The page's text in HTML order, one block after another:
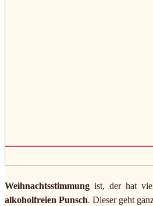
Weihnachtsstimmung ist, der hat
alkoholfreien Punsch. Dieser geht